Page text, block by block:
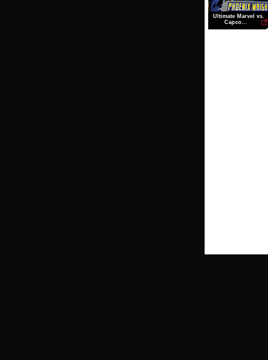
Ultimate Marvel vs.
Capco...